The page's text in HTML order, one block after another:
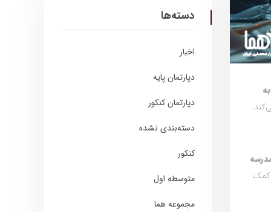
به
کمک
دسته‌ها
اخبار
دپارتمان پایه
دپارتمان کنکور
دسته‌بندی نشده
کنکور
متوسطه اول
مجموعه هما